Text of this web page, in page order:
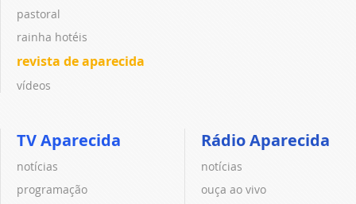
pastoral
rainha hotéis
revista de aparecida
vídeos
TV Aparecida
notícias
programação
Rádio Aparecida
notícias
ouça ao vivo